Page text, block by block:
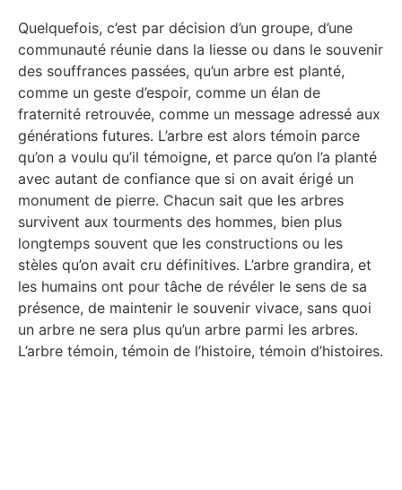
Quelquefois, c’est par décision d’un groupe, d’une
communauté réunie dans la liesse ou dans le souvenir
des souffrances passées, qu’un arbre est planté,
comme un geste d’espoir, comme un élan de
fraternité retrouvée, comme un message adressé aux
générations futures. L’arbre est alors témoin parce
qu’on a voulu qu’il témoigne, et parce qu’on l’a planté
avec autant de confiance que si on avait érigé un
monument de pierre. Chacun sait que les arbres
survivent aux tourments des hommes, bien plus
longtemps souvent que les constructions ou les
stèles qu’on avait cru définitives. L’arbre grandira, et
les humains ont pour tâche de révéler le sens de sa
présence, de maintenir le souvenir vivace, sans quoi
un arbre ne sera plus qu’un arbre parmi les arbres.
L’arbre témoin, témoin de l’histoire, témoin d’histoires.